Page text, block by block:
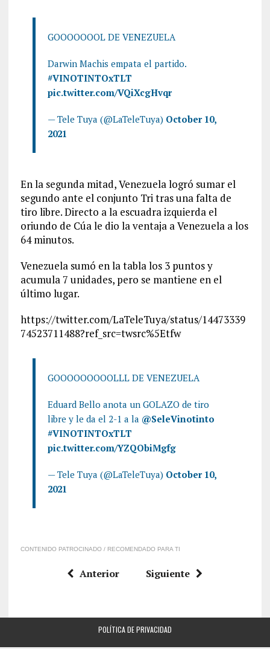
GOOOOOOOL DE VENEZUELA
Darwin Machis empata el partido.
#VINOTINTOxTLT
pic.twitter.com/VQiXcgHvqr
— Tele Tuya (@LaTeleTuya) October 10,
2021
En la segunda mitad, Venezuela logró sumar el
segundo ante el conjunto Tri tras una falta de
tiro libre. Directo a la escuadra izquierda el
oriundo de Cúa le dio la ventaja a Venezuela a los
64 minutos.
Venezuela sumó en la tabla los 3 puntos y
acumula 7 unidades, pero se mantiene en el
último lugar.
https://twitter.com/LaTeleTuya/status/14473339
74523711488?ref_src=twsrc%5Etfw
GOOOOOOOOOLLL DE VENEZUELA
Eduard Bello anota un GOLAZO de tiro
libre y le da el 2-1 a la @SeleVinotinto
#VINOTINTOxTLT
pic.twitter.com/YZQObiMgfg
— Tele Tuya (@LaTeleTuya) October 10,
2021
CONTENIDO PATROCINADO / RECOMENDADO PARA TI
Anterior Siguiente
POLÍTICA DE PRIVACIDAD